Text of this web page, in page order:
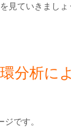
見ていきましょ
分析に
です。